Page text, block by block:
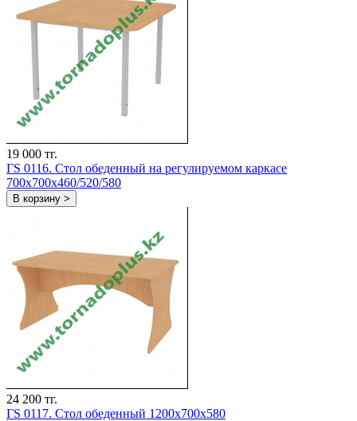
19 000 тг.
ГS 0116. Стол обеденный на регулируемом каркасе
700x700x460/520/580
В корзину >
24 200 тг.
ГS 0117. Стол обеденный 1200x700x580